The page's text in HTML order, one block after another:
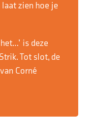
zien hoe je
is deze
Tot slot, de
Corné